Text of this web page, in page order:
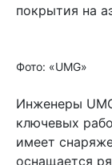
покрытия на
Фото: «UMG»
Инженеры
ключевых
имеет
оснащается